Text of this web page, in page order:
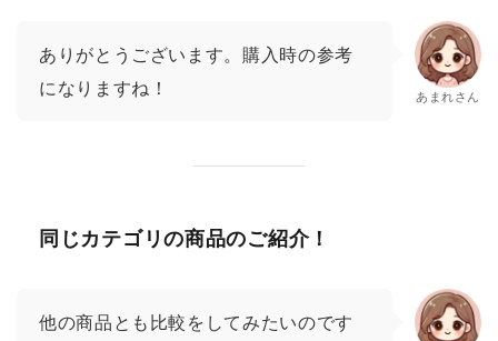
ありがとうございます。購入時の参考
になりますね！
あまれさん
同じカテゴリの商品のご紹介！
他の商品とも比較をしてみたいのです